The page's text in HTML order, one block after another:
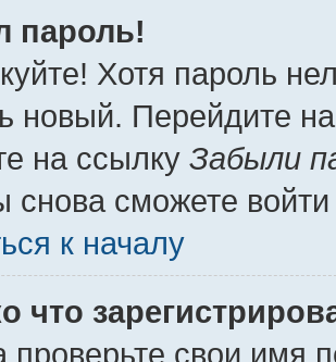
пароль!
Хотя пароль
новый. Перейдите
на ссылку Забыли
снова сможете
к началу
что
проверьте свои имя